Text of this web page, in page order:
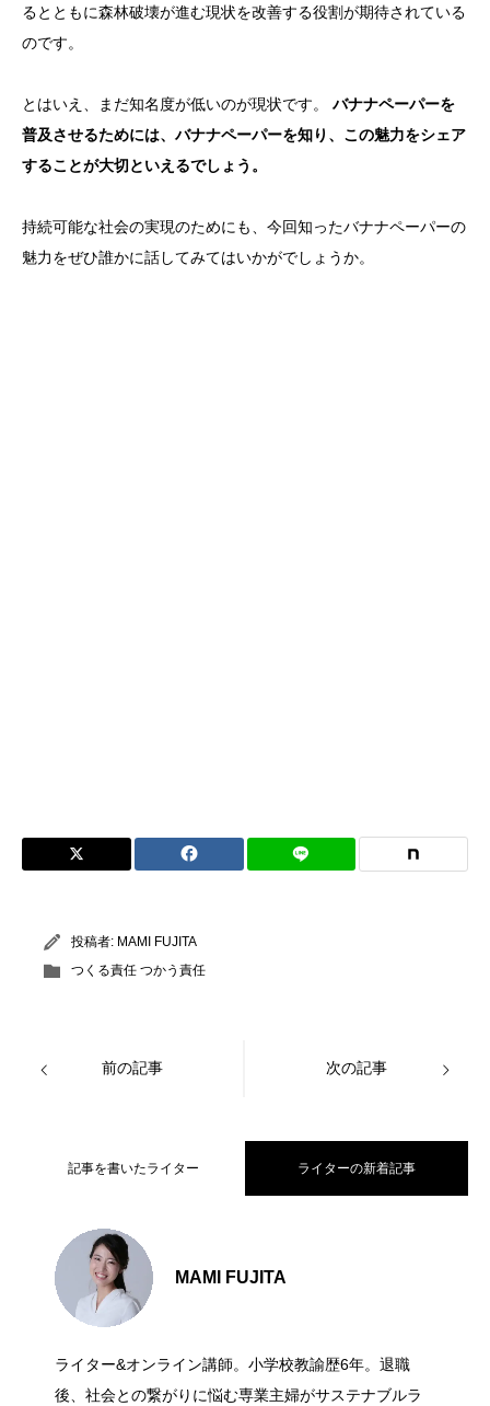
るとともに森林破壊が進む現状を改善する役割が期待されている
のです。
とはいえ、まだ知名度が低いのが現状です。 バナナペーパーを
普及させるためには、バナナペーパーを知り、この魅力をシェア
することが大切といえるでしょう。
持続可能な社会の実現のためにも、今回知ったバナナペーパーの
魅力をぜひ誰かに話してみてはいかがでしょうか。
投稿者: MAMI FUJITA
つくる責任 つかう責任
前の記事 次の記事
記事を書いたライター ライターの新着記事
MAMI FUJITA
ライター&オンライン講師。小学校教諭歴6年。退職
後、社会との繋がりに悩む専業主婦がサステナブルラ
2024.04.25
ーのメリットとデメリット
2023.01.20
素材別データと今できる行動
2022.12.12 日本で誕生したバナナペーパーとは？メ